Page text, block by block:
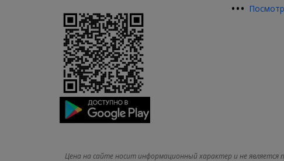
•••
Цена на сайте носит информационный характер и не